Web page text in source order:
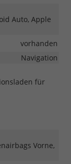
Auto, Apple
vorhanden
Navigation
für
Vorne,